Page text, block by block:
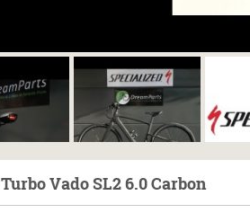
Turbo Vado SL2 6.0 Carbon